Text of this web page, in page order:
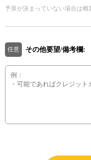
予算が決まっていない場合は
任意 その他要望/備考欄: